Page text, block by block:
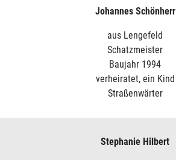
Johannes Schönherr
aus Lengefeld
Schatzmeister
Baujahr 1994
verheiratet, ein Kind
Straßenwärter
Stephanie Hilbert